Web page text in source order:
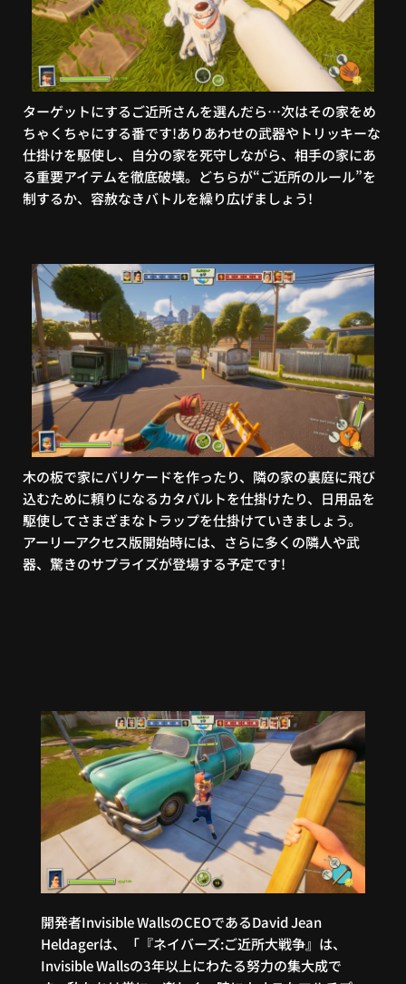
ターゲットにするご近所さんを選んだら…次はその家をめ
ちゃくちゃにする番です!ありあわせの武器やトリッキーな
仕掛けを駆使し、自分の家を死守しながら、相手の家にあ
る重要アイテムを徹底破壊。どちらが“ご近所のルール”を
制するか、容赦なきバトルを繰り広げましょう!
木の板で家にバリケードを作ったり、隣の家の裏庭に飛び
込むために頼りになるカタパルトを仕掛けたり、日用品を
駆使してさまざまなトラップを仕掛けていきましょう。
アーリーアクセス版開始時には、さらに多くの隣人や武
器、驚きのサプライズが登場する予定です!
開発者Invisible WallsのCEOであるDavid Jean
Heldagerは、「『ネイバーズ:ご近所大戦争』は、
Invisible Wallsの3年以上にわたる努力の集大成で